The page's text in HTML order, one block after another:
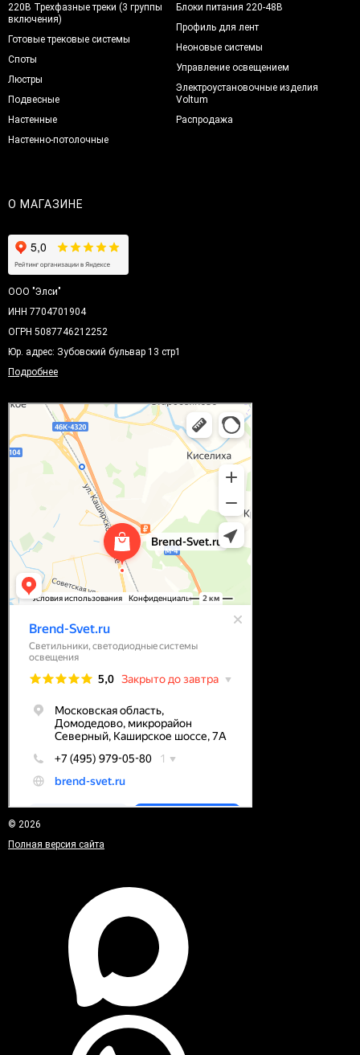
220В Трехфазные треки (3 группы
включения)
Готовые трековые системы
Споты
Люстры
Подвесные
Настенные
Настенно-потолочные
Блоки питания 220-48В
Профиль для лент
Неоновые системы
Управление освещением
Электроустановочные изделия
Voltum
Распродажа
О МАГАЗИНЕ
ООО "Элси"
ИНН 7704701904
ОГРН 5087746212252
Юр. адрес: Зубовский бульвар 13 стр1
Подробнее
© 2026
Полная версия сайта